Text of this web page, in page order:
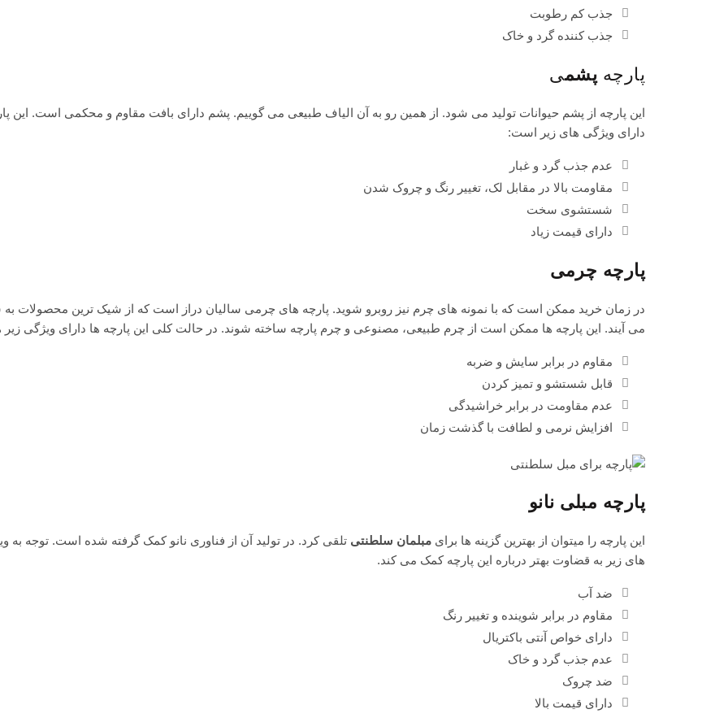
جذب کم رطوبت
جذب کننده گرد و خاک
پارچه پشمی
این پارچه از پشم حیوانات تولید می شود. از همین رو به آن الیاف طبیعی می گوییم. پشم دارای بافت مقاوم و محکمی است. این
دارای ویژگی های زیر است:
عدم جذب گرد و غبار
مقاومت بالا در مقابل لک، تغییر رنگ و چروک شدن
شستشوی سخت
دارای قیمت زیاد
پارچه چرمی
در زمان خرید ممکن است که با نمونه های چرم نیز روبرو شوید. پارچه های چرمی سالیان دراز است که از شیک ترین محصولات
می آیند. این پارچه ها ممکن است از چرم طبیعی، مصنوعی و چرم پارچه ساخته شوند. در حالت کلی این پارچه ها دارای ویژگی زیر
مقاوم در برابر سایش و ضربه
قابل شستشو و تمیز کردن
عدم مقاومت در برابر خراشیدگی
افزایش نرمی و لطافت با گذشت زمان
پارچه مبلی نانو
این پارچه را میتوان از بهترین گزینه ها برای مبلمان سلطنتی تلقی کرد. در تولید آن از فناوری نانو کمک گرفته شده است. توجه به
های زیر به قضاوت بهتر درباره این پارچه کمک می کند.
ضد آب
مقاوم در برابر شوینده و تغییر رنگ
دارای خواص آنتی باکتریال
عدم جذب گرد و خاک
ضد چروک
دارای قیمت بالا